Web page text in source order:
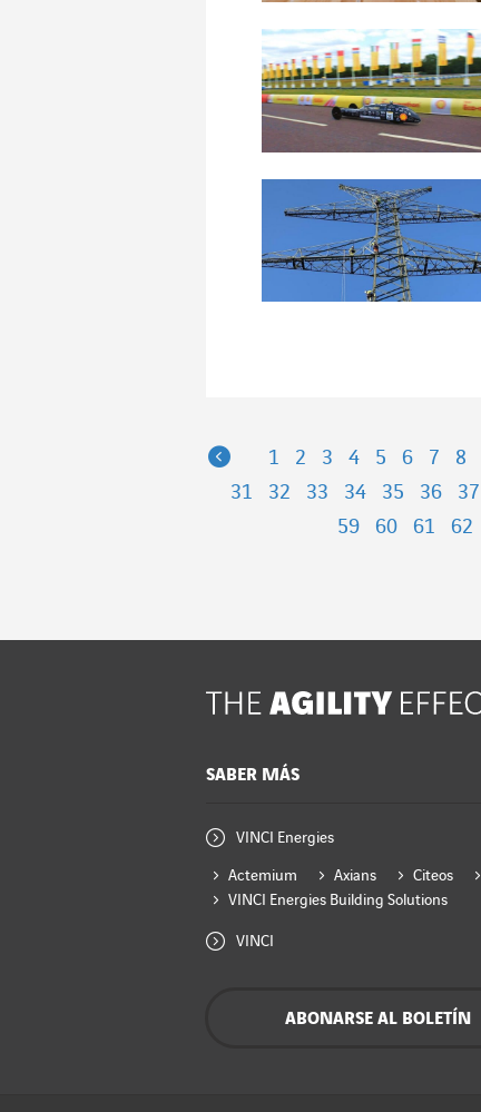
Previous
1 2 3 4 5 6 7 8
31
32 33 34 35 36 37
59
60 61 62
SABER MÁS
VINCI Energies
Actemium Axians Citeos
VINCI Energies Building Solutions
VINCI
ABONARSE AL BOLETÍN